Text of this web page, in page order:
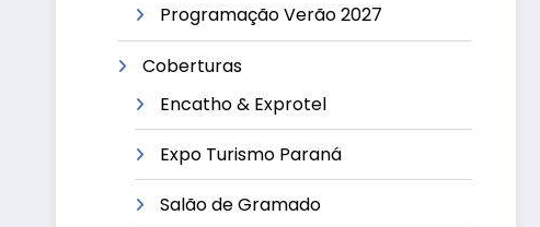
Programação Verão 2027
Coberturas
Encatho & Exprotel
Expo Turismo Paraná
Salão de Gramado